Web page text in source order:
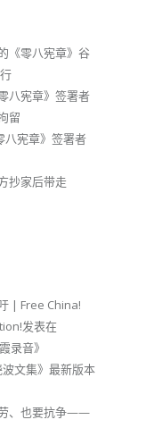
《零八宪章》谷
八宪章》签署者
留
八宪章》签署者
抄家后带走
| Free China!
发表在
录音》
文集》最新版本
、也要抗争——